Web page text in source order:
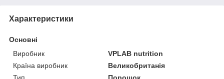
Характеристики
Основні
Виробник
VPLAB nutrition
Країна виробник
Великобританія
Тип
Порошок